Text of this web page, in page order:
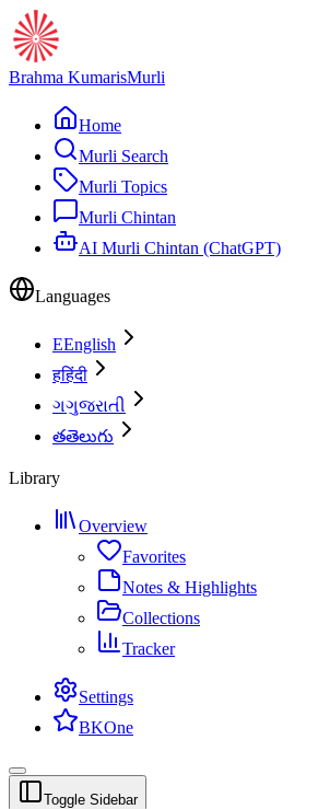
Brahma KumarisMurli
Home
Murli Search
Murli Topics
Murli Chintan
AI Murli Chintan (ChatGPT)
Languages
EEnglish
हहिंदी
ગગુજરાતી
తతెలుగు
Library
Overview
Favorites
Notes & Highlights
Collections
Tracker
Settings
BKOne
Toggle Sidebar